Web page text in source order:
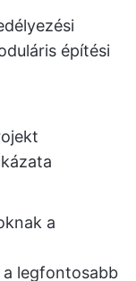
építési
a
legfontosabb